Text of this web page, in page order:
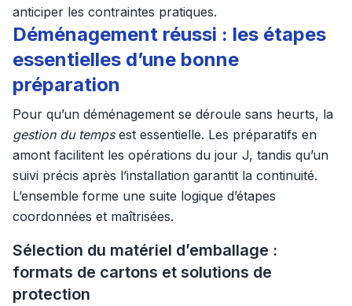
anticiper les contraintes pratiques.
Déménagement réussi : les étapes
essentielles d’une bonne
préparation
Pour qu’un déménagement se déroule sans heurts, la
gestion du tempsest essentielle. Les préparatifs en
amont facilitent les opérations du jour J, tandis qu’un
suivi précis après l’installation garantit la continuité.
L’ensemble forme une suite logique d’étapes
coordonnées et maîtrisées.
Sélection du matériel d’emballage :
formats de cartons et solutions de
protection